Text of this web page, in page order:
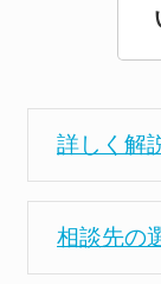
詳しく解
相談先の